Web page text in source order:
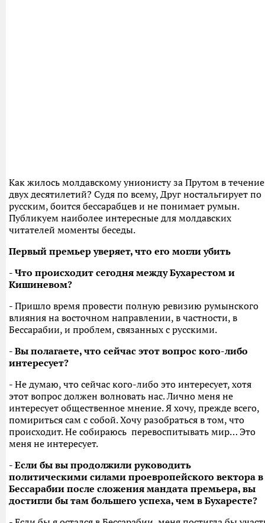
Как жилось молдавскому унионисту за Прутом в течение
двух десятилетий? Судя по всему, Друг ностальгирует по
русским, боится бессарабцев и не понимает румын.
Публикуем наиболее интересные для молдавских
читателей моменты беседы.
Первый премьер уверяет, что его могли убить
- Что происходит сегодня между Бухарестом и
Кишиневом?
- Пришло время провести полную ревизию румынского
влияния на восточном направлении, в частности, в
Бессарабии, и проблем, связанных с русскими.
- Вы полагаете, что сейчас этот вопрос кого-либо
интересует?
- Не думаю, что сейчас кого-либо это интересует, хотя
этот вопрос должен волновать нас. Лично меня не
интересует общественное мнение. Я хочу, прежде всего,
помириться сам с собой. Хочу разобраться в том, что
происходит. Не собираюсь перевоспитывать мир… Это
меня не интересует.
- Если бы вы продолжили руководить
политическими силами проевропейского вектора в
Бессарабии после сложения мандата премьера, вы
достигли бы там большего успеха, чем в Бухаресте?